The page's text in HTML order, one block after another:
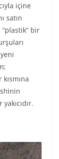
içine
satın
bir